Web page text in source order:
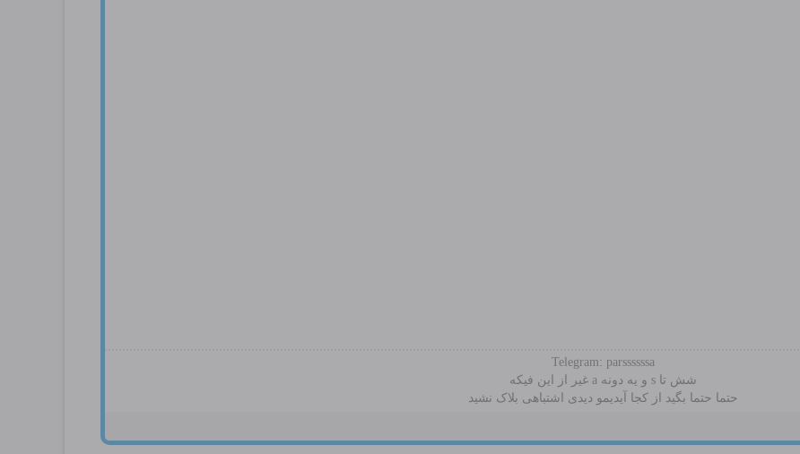
Telegram: parssssssa
شش تا s و یه دونه a غیر از این فیکه
حتما حتما بگید از کجا آیدیمو دیدی اشتباهی بلاک نشید